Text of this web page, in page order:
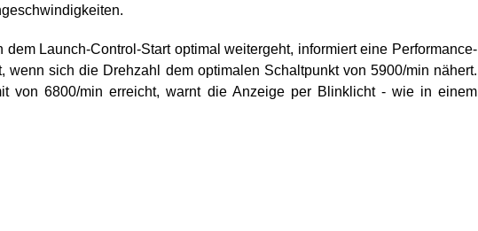
dem Launch-Control-Start optimal weitergeht, informiert eine Performance-
wenn sich die Drehzahl dem optimalen Schaltpunkt von 5900/min nähert.
von 6800/min erreicht, warnt die Anzeige per Blinklicht - wie in einem